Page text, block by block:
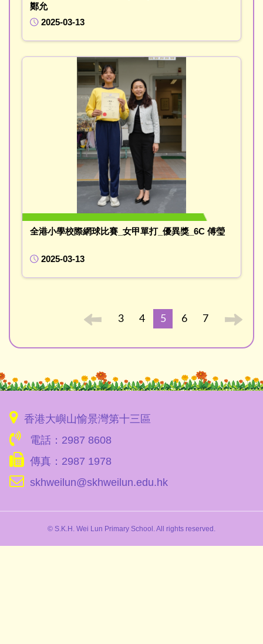
鄭允
2025-03-13
全港小學校際網球比賽_女甲單打_優異獎_6C 傅瑩
2025-03-13
3 4 5 6 7
香港大嶼山愉景灣第十三區
電話：2987 8608
傳真：2987 1978
skhweilun@skhweilun.edu.hk
© S.K.H. Wei Lun Primary School. All rights reserved.